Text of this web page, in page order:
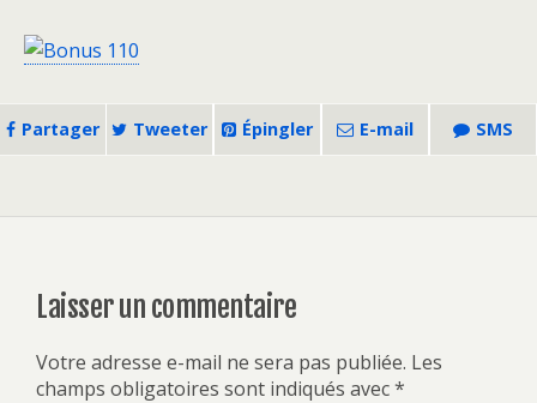
Partager Tweeter Épingler E-mail SMS
Laisser un commentaire
Votre adresse e-mail ne sera pas publiée. Les
champs obligatoires sont indiqués avec*